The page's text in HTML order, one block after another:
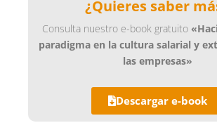
¿Quieres saber
Consulta nuestro e-book gratuito
paradigma en la cultura salarial y
las empresas»
Descargar e-book